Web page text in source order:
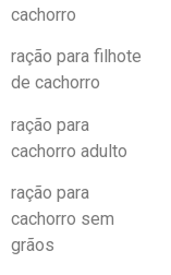
cachorro
ração para filhote
de cachorro
ração para
cachorro adulto
ração para
cachorro sem
grãos